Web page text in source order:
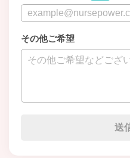
その他ご希望